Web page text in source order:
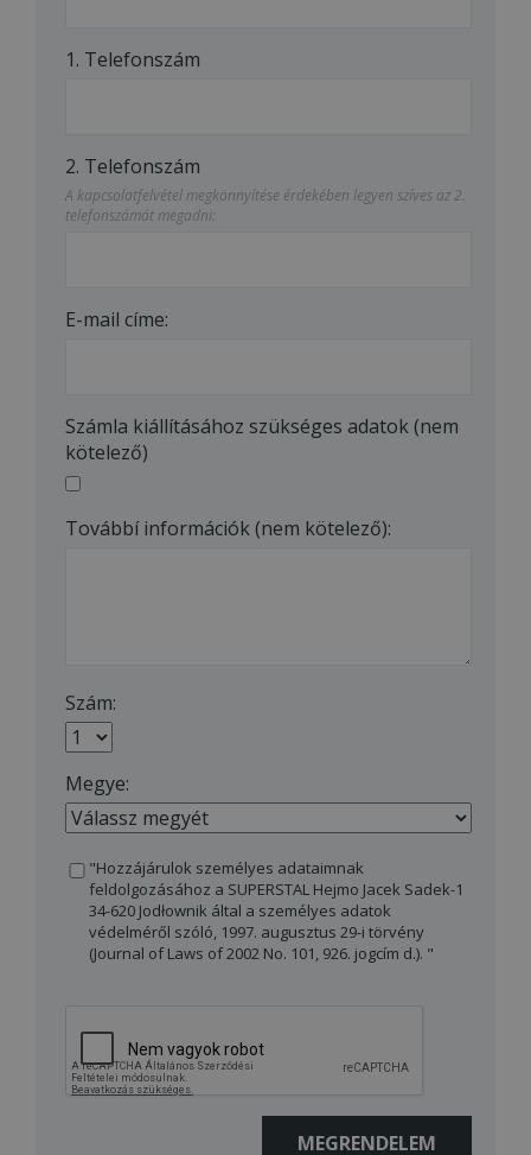
1. Telefonszám
2. Telefonszám
A kapcsolatfelvétel megkönnyítése érdekében legyen szíves az 2.
telefonszámát megadni:
E-mail címe:
Számla kiállításához szükséges adatok (nem
kötelező)
Továbbí információk (nem kötelező):
Szám:
Megye:
"Hozzájárulok személyes adataimnak
feldolgozásához a SUPERSTAL Hejmo Jacek Sadek-1
34-620 Jodłownik által a személyes adatok
védelméről szóló, 1997. augusztus 29-i törvény
(Journal of Laws of 2002 No. 101, 926. jogcím d.). "